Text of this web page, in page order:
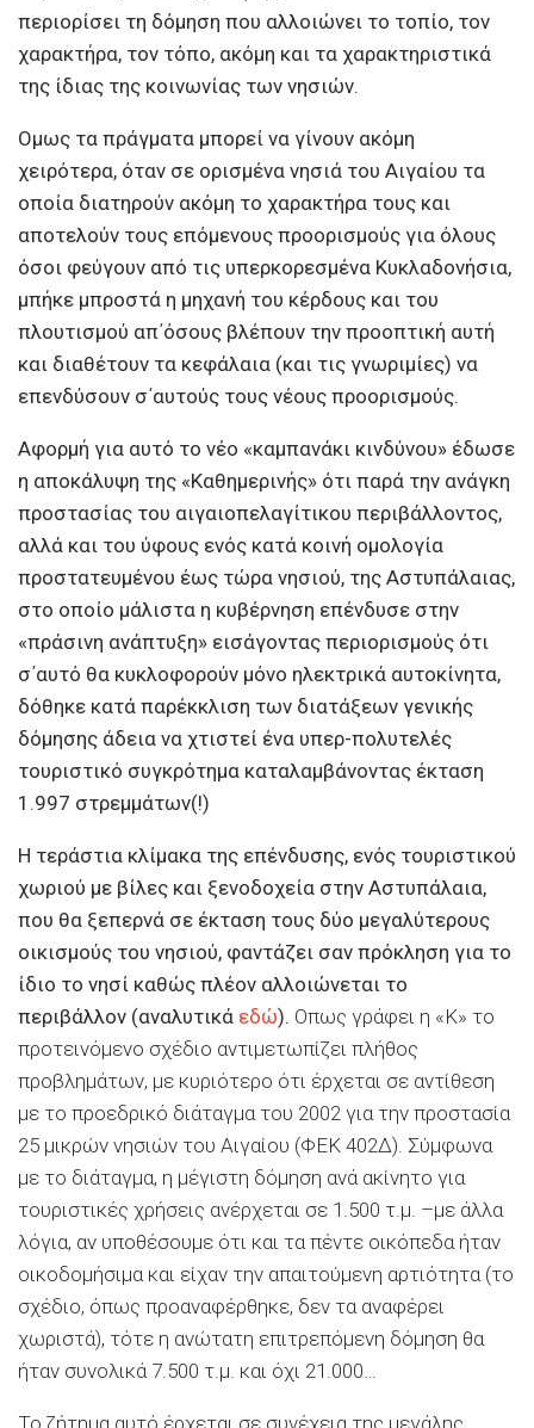
περιορίσει τη δόμηση που αλλοιώνει το τοπίο, τον
χαρακτήρα, τον τόπο, ακόμη και τα χαρακτηριστικά
της ίδιας της κοινωνίας των νησιών.
Ομως τα πράγματα μπορεί να γίνουν ακόμη
χειρότερα, όταν σε ορισμένα νησιά του Αιγαίου τα
οποία διατηρούν ακόμη το χαρακτήρα τους και
αποτελούν τους επόμενους προορισμούς για όλους
όσοι φεύγουν από τις υπερκορεσμένα Κυκλαδονήσια,
μπήκε μπροστά η μηχανή του κέρδους και του
πλουτισμού απ΄όσους βλέπουν την προοπτική αυτή
και διαθέτουν τα κεφάλαια (και τις γνωριμίες) να
επενδύσουν σ΄αυτούς τους νέους προορισμούς.
Αφορμή για αυτό το νέο «καμπανάκι κινδύνου» έδωσε
η αποκάλυψη της «Καθημερινής» ότι παρά την ανάγκη
προστασίας του αιγαιοπελαγίτικου περιβάλλοντος,
αλλά και του ύφους ενός κατά κοινή ομολογία
προστατευμένου έως τώρα νησιού, της Αστυπάλαιας,
στο οποίο μάλιστα η κυβέρνηση επένδυσε στην
«πράσινη ανάπτυξη» εισάγοντας περιορισμούς ότι
σ΄αυτό θα κυκλοφορούν μόνο ηλεκτρικά αυτοκίνητα,
δόθηκε κατά παρέκκλιση των διατάξεων γενικής
δόμησης άδεια να χτιστεί ένα υπερ-πολυτελές
τουριστικό συγκρότημα καταλαμβάνοντας έκταση
1.997 στρεμμάτων(!)
Η τεράστια κλίμακα της επένδυσης, ενός τουριστικού
χωριού µε βίλες και ξενοδοχεία στην Αστυπάλαια,
που θα ξεπερνά σε έκταση τους δύο µεγαλύτερους
οικισµούς του νησιού, φαντάζει σαν πρόκληση για το
ίδιο το νησί καθώς πλέον αλλοιώνεται το
περιβάλλον (αναλυτικά εδώ). Οπως γράφει η «Κ» το
προτεινόμενο σχέδιο αντιμετωπίζει πλήθος
προβλημάτων, µε κυριότερο ότι έρχεται σε αντίθεση
µε το προεδρικό διάταγµα του 2002 για την προστασία
25 µικρών νησιών του Αιγαίου (ΦΕΚ 402∆). Σύµφωνα
µε το διάταγµα, η µέγιστη δόµηση ανά ακίνητο για
τουριστικές χρήσεις ανέρχεται σε 1.500 τ.µ. –µε άλλα
λόγια, αν υποθέσουμε ότι και τα πέντε οικόπεδα ήταν
οικοδομήσιμα και είχαν την απαιτούµενη αρτιότητα (το
σχέδιο, όπως προαναφέρθηκε, δεν τα αναφέρει
χωριστά), τότε η ανώτατη επιτρεπόµενη δόµηση θα
ήταν συνολικά 7.500 τ.µ. και όχι 21.000…
Το ζήτημα αυτό έρχεται σε συνέχεια της μεγάλης